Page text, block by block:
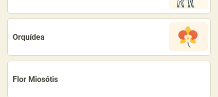
Orquídea
Flor Miosótis